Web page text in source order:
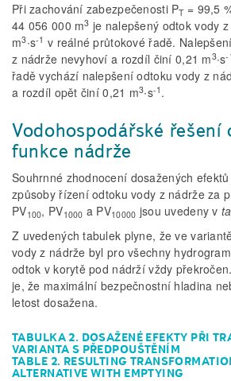
Při zachování zabezpečenosti PT= 99,5
44 056 000 m3 je nalepšený odtok vody
m3∙s-1 v reálné průtokové řadě.
z nádrže nevyhoví a rozdíl činí 0,21 m3∙s-
řadě vychází nalepšení odtoku vody z
a rozdíl opět činí 0,21 m3∙s-1 .
Vodohospodářské řešení
funkce nádrže
Souhrnné zhodnocení dosažených
způsoby řízení odtoku vody z nádrže za
PV100, PV1000 a PV10000 jsou uvedeny v
Z uvedených tabulek plyne, že ve
vody z nádrže byl pro všechny
odtok v korytě pod nádrží vždy
je, že maximální bezpečnostní hladina
letost dosažena.
TABULKA 2. DOSAŽENÉ EFEKTY PŘI
VARIANTA S PŘEDPOUŠTĚNÍM
TABLE 2. RESULTING
ALTERNATIVE WITH EMPTYING